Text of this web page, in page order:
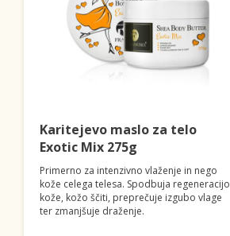
Karitejevo maslo za telo
Exotic Mix 275g
Primerno za intenzivno vlaženje in nego
kože celega telesa. Spodbuja regeneracijo
kože, kožo ščiti, preprečuje izgubo vlage
ter zmanjšuje draženje.